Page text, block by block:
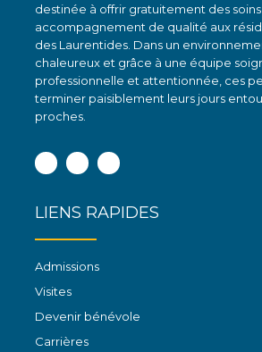
destinée à offrir gratuitement des
accompagnement de qualité aux
des Laurentides. Dans un
chaleureux et grâce à une équipe
professionnelle et attentionnée, ces
terminer paisiblement leurs jours
proches.
Facebook
InstagramLinkedin
LIENS RAPIDES
Admissions
Visites
Devenir bénévole
Carrières